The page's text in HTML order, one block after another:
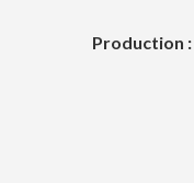
Production :